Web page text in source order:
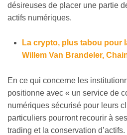
désireuses de placer une partie
actifs numériques.
La crypto, plus tabou pour
Willem Van Brandeler,
En ce qui concerne les
positionne avec « un service de
numériques sécurisé pour leurs
particuliers pourront recourir à
trading et la conservation d’actifs.